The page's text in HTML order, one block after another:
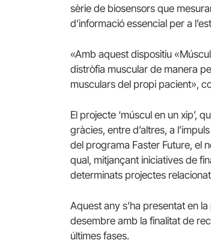
sèrie de biosensors que
d’informació essencial per a
«Amb aquest dispositiu
distròfia muscular de manera
musculars del propi pacient»,
El projecte ‘múscul en un xip’,
gràcies, entre d’altres, a
del programa Faster Future, el
qual, mitjançant iniciatives de
determinats projectes
Aquest any s’ha presentat en
desembre amb la finalitat de
últimes fases.